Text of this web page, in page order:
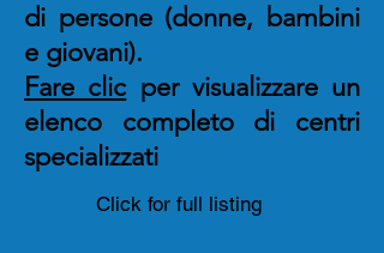
di persone (donne, bambini
e giovani).
Fare clicper visualizzare un
elenco completo di centri
specializzati
Click for full listing